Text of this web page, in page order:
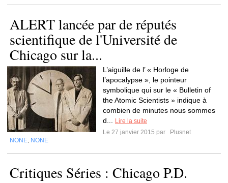
ALERT lancée par de réputés
scientifique de l'Université de
Chicago sur la...
L’aiguille de l’ « Horloge de
l’apocalypse », le pointeur
symbolique qui sur le « Bulletin of
the Atomic Scientists » indique à
combien de minutes nous sommes
d...
Lire la suite
Le 27 janvier 2015 par
Plusnet
NONE NONE
Critiques Séries : Chicago P.D.